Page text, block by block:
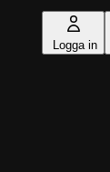
Logga in